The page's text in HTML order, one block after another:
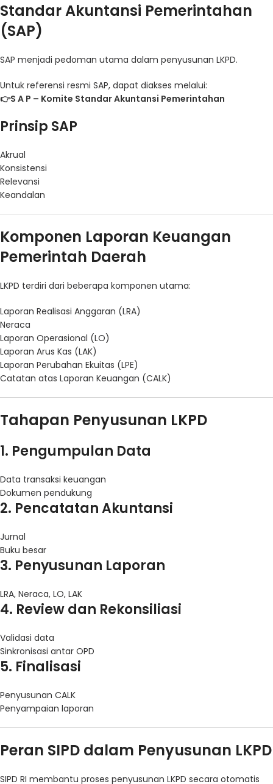
Standar Akuntansi Pemerintahan
(SAP)
SAP menjadi pedoman utama dalam penyusunan LKPD.
Untuk referensi resmi SAP, dapat diakses melalui:
👉S A P – Komite Standar Akuntansi Pemerintahan
Prinsip SAP
Akrual
Konsistensi
Relevansi
Keandalan
Komponen Laporan Keuangan
Pemerintah Daerah
LKPD terdiri dari beberapa komponen utama:
Laporan Realisasi Anggaran (LRA)
Neraca
Laporan Operasional (LO)
Laporan Arus Kas (LAK)
Laporan Perubahan Ekuitas (LPE)
Catatan atas Laporan Keuangan (CALK)
Tahapan Penyusunan LKPD
1. Pengumpulan Data
Data transaksi keuangan
Dokumen pendukung
2. Pencatatan Akuntansi
Jurnal
Buku besar
3. Penyusunan Laporan
LRA, Neraca, LO, LAK
4. Review dan Rekonsiliasi
Validasi data
Sinkronisasi antar OPD
5. Finalisasi
Penyusunan CALK
Penyampaian laporan
Peran SIPD dalam Penyusunan LKPD
SIPD RI membantu proses penyusunan LKPD secara otomatis